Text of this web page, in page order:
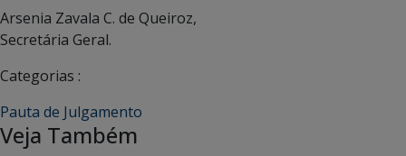
Arsenia Zavala C. de Queiroz,
Secretária Geral.
Categorias :
Pauta de Julgamento
Veja Também